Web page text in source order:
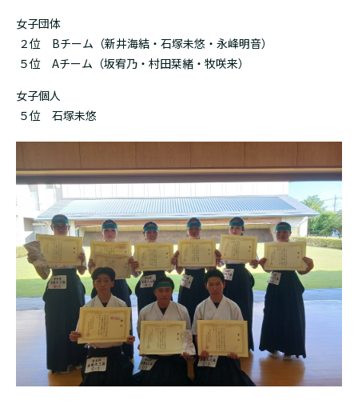
女子団体
２位 Bチーム（新井海結・石塚未悠・永峰明音）
５位 Aチーム（坂宥乃・村田栞緒・牧咲来）
女子個人
５位 石塚未悠